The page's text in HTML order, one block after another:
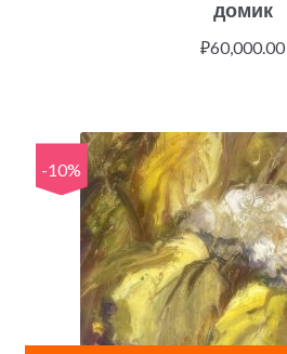
домик
₽60,000.00
-10%